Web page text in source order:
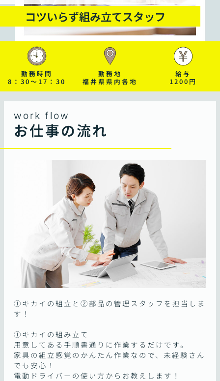
コツいらず組み立てスタッフ
勤務時間
8：30～17：30
勤務地
福井県県内各地
給与
1200円
work flow
お仕事の流れ
①キカイの組立と②部品の管理スタッフを担当しま
す！
①キカイの組み立て
用意してある手順書通りに作業するだけです。
家具の組立感覚のかんたん作業なので、未経験さん
でも安心！
電動ドライバーの使い方からお教えします！